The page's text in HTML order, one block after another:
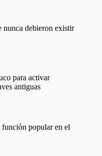
nunca debieron existir
para activar
antiguas
popular en el